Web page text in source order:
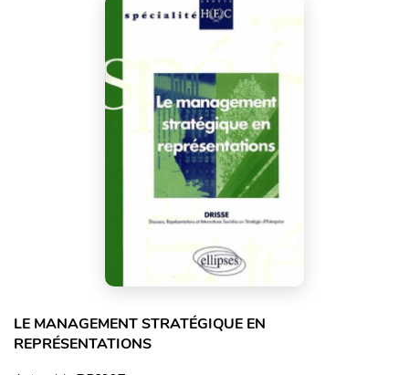
LE MANAGEMENT STRATÉGIQUE EN
REPRÉSENTATIONS